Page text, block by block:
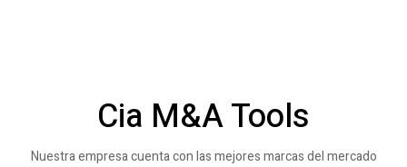
Cia M&A Tools
Nuestra empresa cuenta con las mejores marcas del mercado